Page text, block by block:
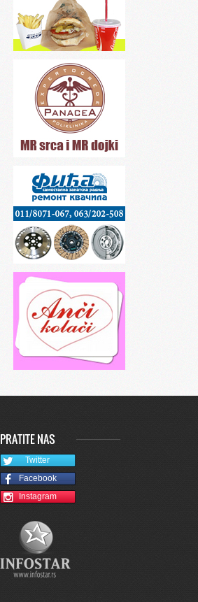
PRATITE NAS
Twitter
Facebook
Instagram